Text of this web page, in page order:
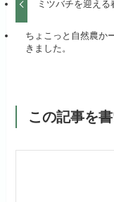
ミツバチを迎える
ちょこっと自然農か
きました。
この記事を